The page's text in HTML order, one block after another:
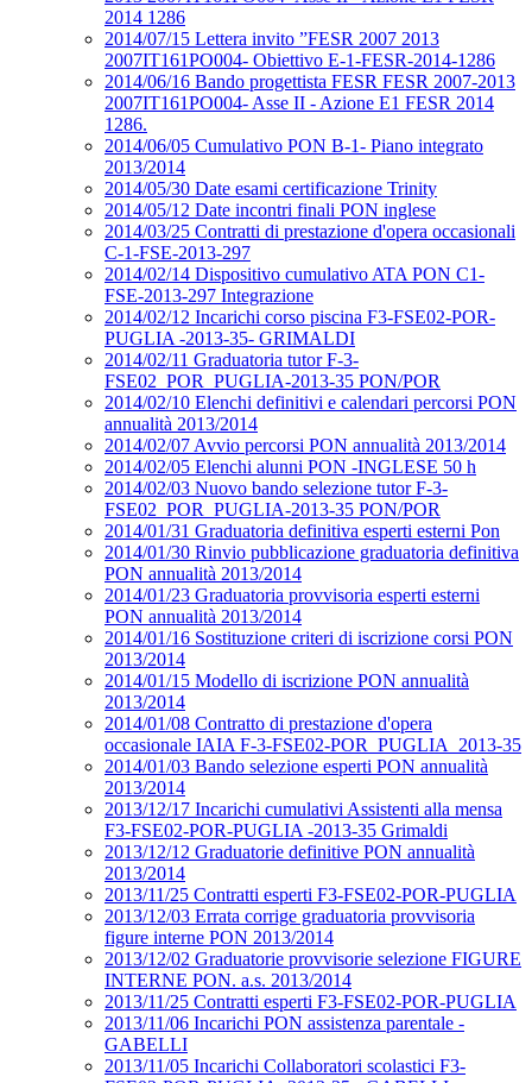
2014 1286
2014/07/15 Lettera invito ”FESR 2007 2013
2007IT161PO004- Obiettivo E-1-FESR-2014-1286
2014/06/16 Bando progettista FESR FESR 2007-2013
2007IT161PO004- Asse II - Azione E1 FESR 2014
1286.
2014/06/05 Cumulativo PON B-1- Piano integrato
2013/2014
2014/05/30 Date esami certificazione Trinity
2014/05/12 Date incontri finali PON inglese
2014/03/25 Contratti di prestazione d'opera occasionali
C-1-FSE-2013-297
2014/02/14 Dispositivo cumulativo ATA PON C1-
FSE-2013-297 Integrazione
2014/02/12 Incarichi corso piscina F3-FSE02-POR-
PUGLIA -2013-35- GRIMALDI
2014/02/11 Graduatoria tutor F-3-
FSE02_POR_PUGLIA-2013-35 PON/POR
2014/02/10 Elenchi definitivi e calendari percorsi PON
annualità 2013/2014
2014/02/07 Avvio percorsi PON annualità 2013/2014
2014/02/05 Elenchi alunni PON -INGLESE 50 h
2014/02/03 Nuovo bando selezione tutor F-3-
FSE02_POR_PUGLIA-2013-35 PON/POR
2014/01/31 Graduatoria definitiva esperti esterni Pon
2014/01/30 Rinvio pubblicazione graduatoria definitiva
PON annualità 2013/2014
2014/01/23 Graduatoria provvisoria esperti esterni
PON annualità 2013/2014
2014/01/16 Sostituzione criteri di iscrizione corsi PON
2013/2014
2014/01/15 Modello di iscrizione PON annualità
2013/2014
2014/01/08 Contratto di prestazione d'opera
occasionale IAIA F-3-FSE02-POR_PUGLIA_2013-35
2014/01/03 Bando selezione esperti PON annualità
2013/2014
2013/12/17 Incarichi cumulativi Assistenti alla mensa
F3-FSE02-POR-PUGLIA -2013-35 Grimaldi
2013/12/12 Graduatorie definitive PON annualità
2013/2014
2013/11/25 Contratti esperti F3-FSE02-POR-PUGLIA
2013/12/03 Errata corrige graduatoria provvisoria
figure interne PON 2013/2014
2013/12/02 Graduatorie provvisorie selezione FIGURE
INTERNE PON. a.s. 2013/2014
2013/11/25 Contratti esperti F3-FSE02-POR-PUGLIA
2013/11/06 Incarichi PON assistenza parentale -
GABELLI
2013/11/05 Incarichi Collaboratori scolastici F3-